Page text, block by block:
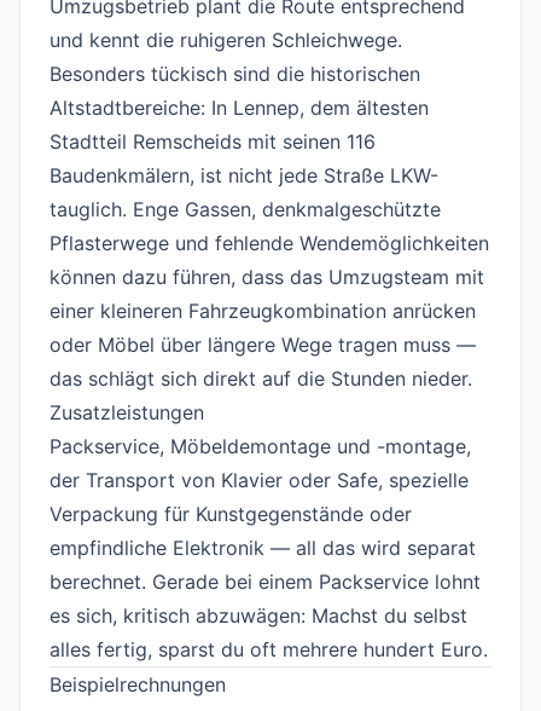
Umzugsbetrieb plant die Route entsprechend
und kennt die ruhigeren Schleichwege.
Besonders tückisch sind die historischen
Altstadtbereiche: In Lennep, dem ältesten
Stadtteil Remscheids mit seinen 116
Baudenkmälern, ist nicht jede Straße LKW-
tauglich. Enge Gassen, denkmalgeschützte
Pflasterwege und fehlende Wendemöglichkeiten
können dazu führen, dass das Umzugsteam mit
einer kleineren Fahrzeugkombination anrücken
oder Möbel über längere Wege tragen muss —
das schlägt sich direkt auf die Stunden nieder.
Zusatzleistungen
Packservice, Möbeldemontage und -montage,
der Transport von Klavier oder Safe, spezielle
Verpackung für Kunstgegenstände oder
empfindliche Elektronik — all das wird separat
berechnet. Gerade bei einem Packservice lohnt
es sich, kritisch abzuwägen: Machst du selbst
alles fertig, sparst du oft mehrere hundert Euro.
Beispielrechnungen